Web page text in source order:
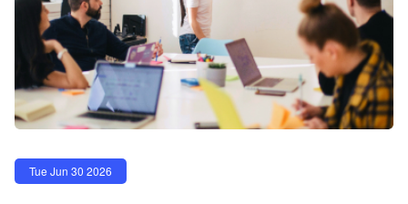
Tue Jun 30 2026